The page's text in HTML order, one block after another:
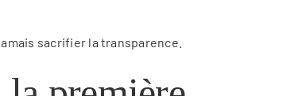
sacrifier la transparence.